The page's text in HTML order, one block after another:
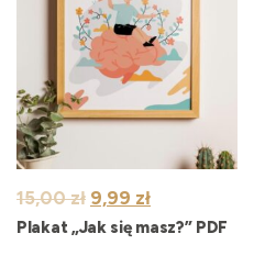
15,00zł Pierwotna
cena
9,99 złAktualna
cena
Plakat „Jak się masz?” PDF